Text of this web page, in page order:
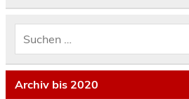
Archiv bis 2020